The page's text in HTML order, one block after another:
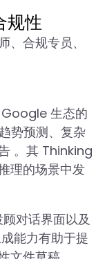
规性
合规专员、
生态的
势预测、复杂
。其 Thinking
理的场景中发
对话界面以及
能力有助于提